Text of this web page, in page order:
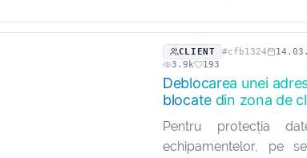
aceste detalii
clientul să poată fi
permanent cu compania…
CLIENT #cfb1324
3.9k
193
Deblocarea unei
blocate din zona de
Pentru protecția
echipamentelor, pe